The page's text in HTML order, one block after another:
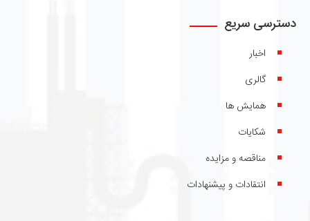
دسترسی سریع
اخبار
گالری
همایش ها
شکایات
مناقصه و مزایده
انتقادات و پیشنهادات